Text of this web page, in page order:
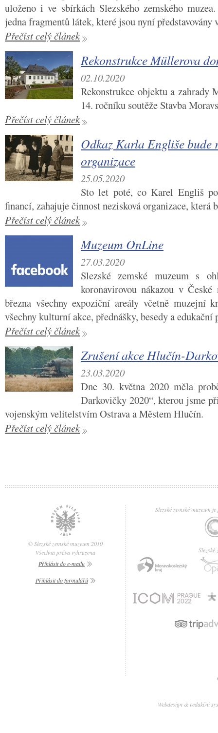
uloženo i ve sbírkách Slezského zemského
jedna fragmentů látek, které jsou nyní představovány
Přečíst celý článek
Rekonstrukce Müllerova
02.10.2020
Rekonstrukce objektu a zahrady
14. ročníku soutěže Stavba
Přečíst celý článek
Odkaz Karla Engliše bude
organizace
25.05.2020
Sto let poté, co Karel Engliš
financí, zahajuje činnost nezisková organizace, která
Přečíst celý článek
Muzeum OnLine
27.03.2020
Slezské zemské muzeum s
koronavirovou nákazou v
března všechny expoziční areály včetně muzejní
všechny kulturní akce, přednášky, besedy a edukační
Přečíst celý článek
Zrušení akce Hlučín-
23.03.2020
Dne 30. května 2020 měla
Darkovičky 2020“, kterou jsme
vojenským velitelstvím Ostrava a Městem Hlučín.
Přečíst celý článek
Slezské zemské muzeum
Slezské
© Slezské zemské muzeum 2010
Všechna práva vyhrazena
Přihlásit do e-mailu
Přihlásit do formulářů
Webdesign & redakční